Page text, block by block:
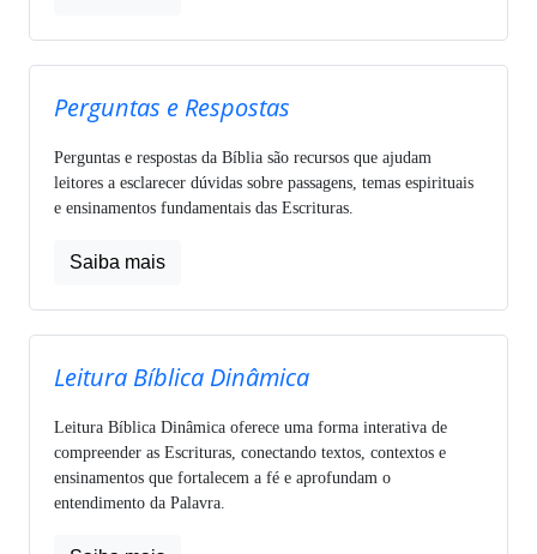
Perguntas e Respostas
Perguntas e respostas da Bíblia são recursos que ajudam
leitores a esclarecer dúvidas sobre passagens, temas espirituais
e ensinamentos fundamentais das Escrituras.
Saiba mais
Leitura Bíblica Dinâmica
Leitura Bíblica Dinâmica oferece uma forma interativa de
compreender as Escrituras, conectando textos, contextos e
ensinamentos que fortalecem a fé e aprofundam o
entendimento da Palavra.